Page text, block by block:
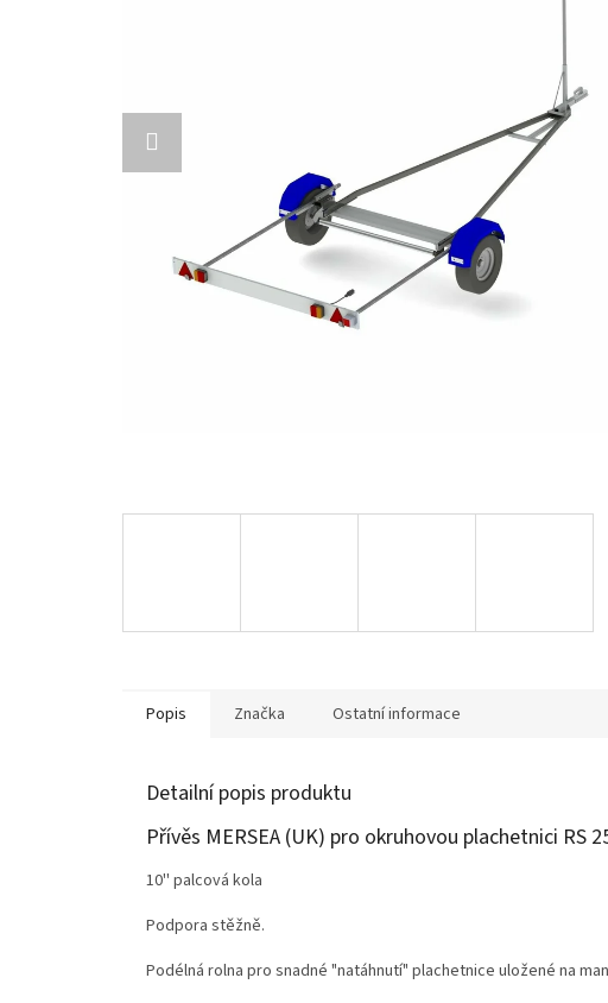
Popis Značka Ostatní informace
Detailní popis produktu
Přívěs MERSEA (UK) pro okruhovou plachetnici RS
10'' palcová kola
Podpora stěžně.
Podélná rolna pro snadné "natáhnutí" plachetnice uložené na